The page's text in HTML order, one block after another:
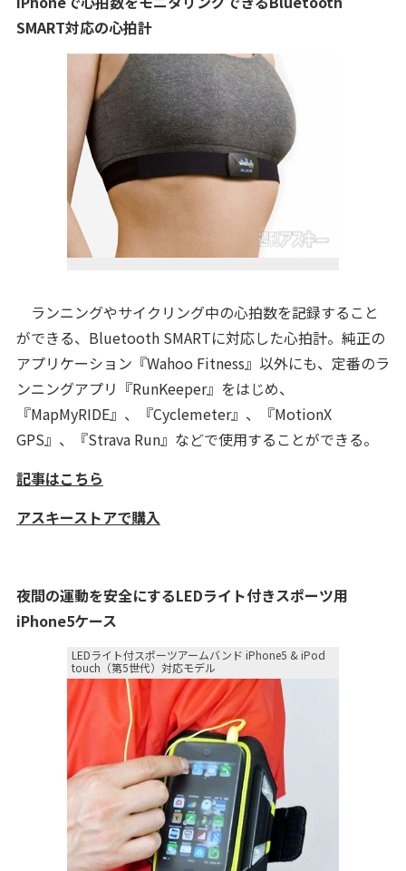
SMART対応の心拍計
ランニングやサイクリング中の心拍数を記録すること
ができる、Bluetooth SMARTに対応した心拍計。純正の
アプリケーション『Wahoo Fitness』以外にも、定番のラ
ンニングアプリ『RunKeeper』をはじめ、
『MapMyRIDE』、『Cyclemeter』、『MotionX
GPS』、『Strava Run』などで使用することができる。
記事はこちら
アスキーストアで購入
夜間の運動を安全にするLEDライト付きスポーツ用
iPhone5ケース
LEDライト付スポーツアームバンド iPhone5 & iPod
touch（第5世代）対応モデル